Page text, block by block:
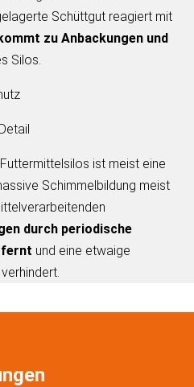
Schüttgut reagiert mit
zu Anbackungen und
Silos.
ist meist eine
Schimmelbildung meist
durch periodische
und eine etwaige